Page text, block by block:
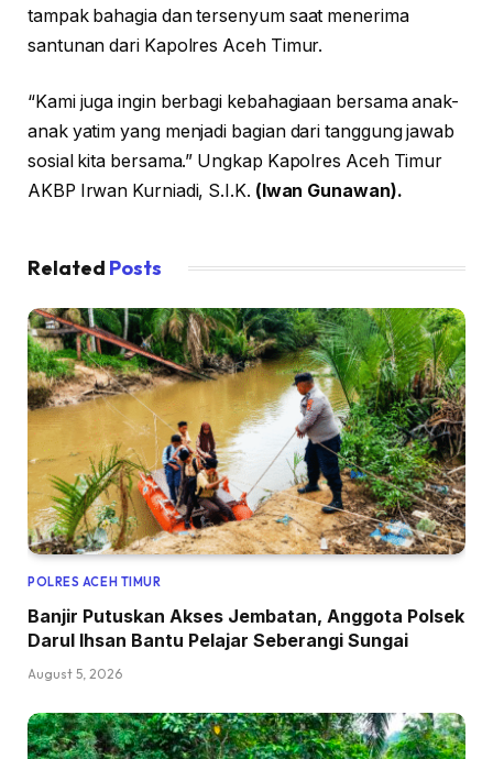
tampak bahagia dan tersenyum saat menerima
santunan dari Kapolres Aceh Timur.
“Kami juga ingin berbagi kebahagiaan bersama anak-
anak yatim yang menjadi bagian dari tanggung jawab
sosial kita bersama.” Ungkap Kapolres Aceh Timur
AKBP Irwan Kurniadi, S.I.K. (Iwan Gunawan).
Related Posts
POLRES ACEH TIMUR
Banjir Putuskan Akses Jembatan, Anggota Polsek
Darul Ihsan Bantu Pelajar Seberangi Sungai
August 5, 2026